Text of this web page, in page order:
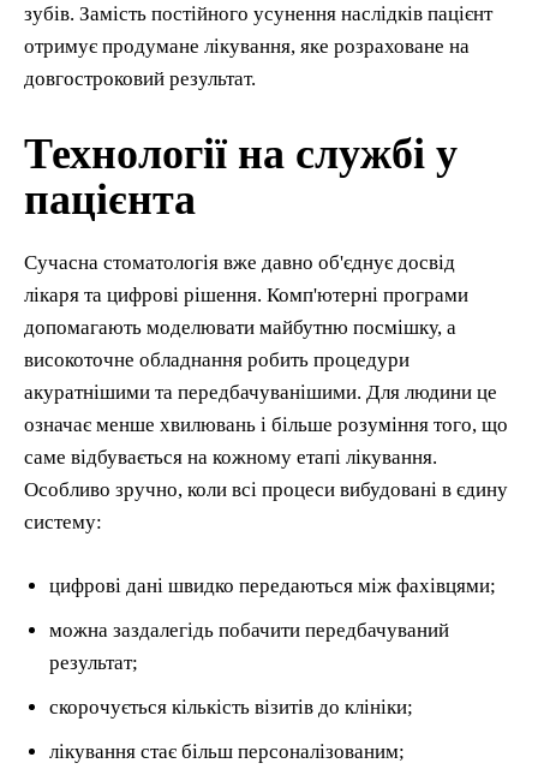
зубів. Замість постійного усунення наслідків пацієнт
отримує продумане лікування, яке розраховане на
довгостроковий результат.
Технології на службі у
пацієнта
Сучасна стоматологія вже давно об'єднує досвід
лікаря та цифрові рішення. Комп'ютерні програми
допомагають моделювати майбутню посмішку, а
високоточне обладнання робить процедури
акуратнішими та передбачуванішими. Для людини це
означає менше хвилювань і більше розуміння того, що
саме відбувається на кожному етапі лікування.
Особливо зручно, коли всі процеси вибудовані в єдину
систему:
цифрові дані швидко передаються між фахівцями;
можна заздалегідь побачити передбачуваний
результат;
скорочується кількість візитів до клініки;
лікування стає більш персоналізованим;